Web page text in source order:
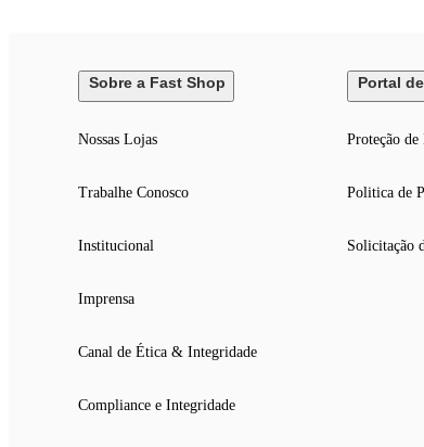
Sobre a Fast Shop
Nossas Lojas
Trabalhe Conosco
Institucional
Imprensa
Canal de Ética & Integridade
Compliance e Integridade
Portal
Proteção de
Politica de
Solicitação